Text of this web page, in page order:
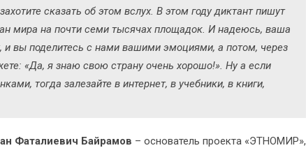
сказать об этом вслух. В этом году диктант пишут
мира на почти семи тысячах площадок. И надеюсь, ваша
вы поделитесь с нами вашими эмоциями, а потом, через
«Да, я знаю свою страну очень хорошо!». Ну а если
тогда залезайте в интернет, в учебники, в книги,
Фаталиевич Байрамов – основатель проекта «ЭТНОМИР»,